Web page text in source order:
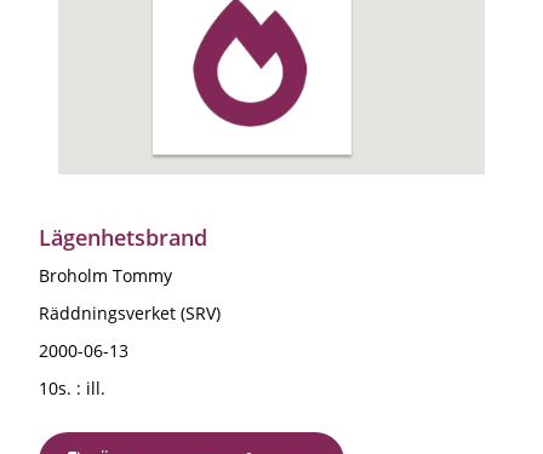
Lägenhetsbrand
Broholm Tommy
Räddningsverket (SRV)
2000-06-13
10s. : ill.